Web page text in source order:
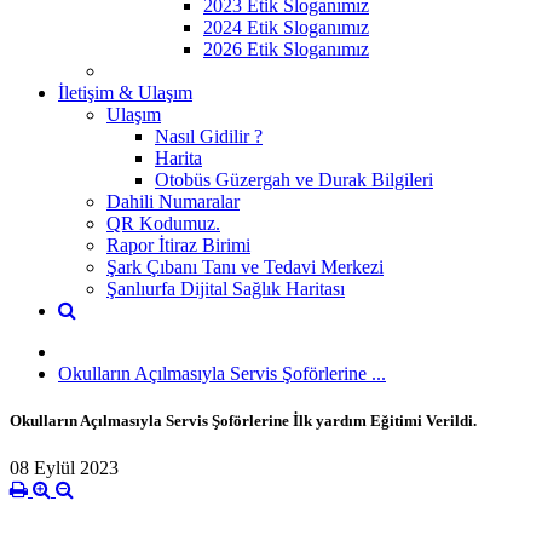
2023 Etik Sloganımız
2024 Etik Sloganımız
2026 Etik Sloganımız
İletişim & Ulaşım
Ulaşım
Nasıl Gidilir ?
Harita
Otobüs Güzergah ve Durak Bilgileri
Dahili Numaralar
QR Kodumuz.
Rapor İtiraz Birimi
Şark Çıbanı Tanı ve Tedavi Merkezi
Şanlıurfa Dijital Sağlık Haritası
Okulların Açılmasıyla Servis Şoförlerine ...
Okulların Açılmasıyla Servis Şoförlerine İlk yardım Eğitimi Verildi.
08 Eylül 2023